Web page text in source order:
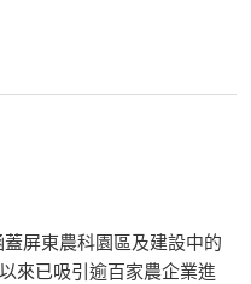
屏東農科園區及建設中的
來已吸引逾百家農企業進